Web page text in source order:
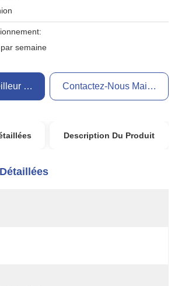
semaine
Prix Contactez-Nous Maintenant
Description Du Produit